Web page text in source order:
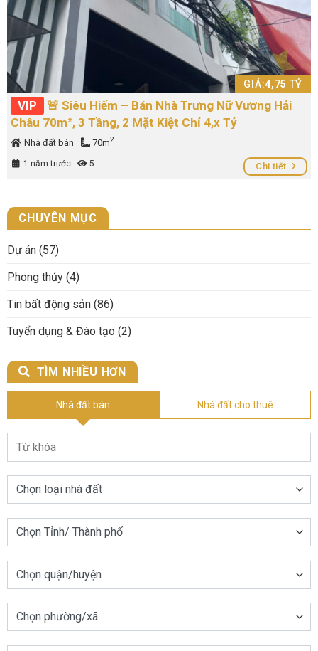
GIÁ:4,75 TỶ
VIP
🚨 Siêu Hiếm – Bán Nhà Trưng Nữ Vương Hải
Châu 70m², 3 Tầng, 2 Mặt Kiệt Chỉ 4,x Tỷ
Nhà đất bán 70m2
1 năm trước 5 Chi tiết
CHUYÊN MỤC
Dự án (57)
Phong thủy (4)
Tin bất động sản (86)
Tuyển dụng & Đào tạo (2)
TÌM NHIỀU HƠN
Nhà đất bán Nhà đất cho thuê